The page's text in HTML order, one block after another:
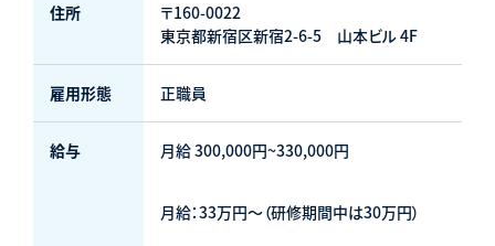
住所
〒160-0022
東京都新宿区新宿2-6-5 山本ビル 4F
雇用形態 正職員
給与 月給 300,000円~330,000円
月給：33万円～（研修期間中は30万円）